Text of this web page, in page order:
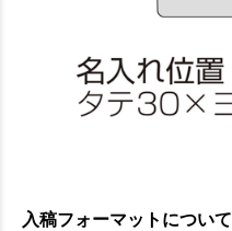
入稿フォーマットについて